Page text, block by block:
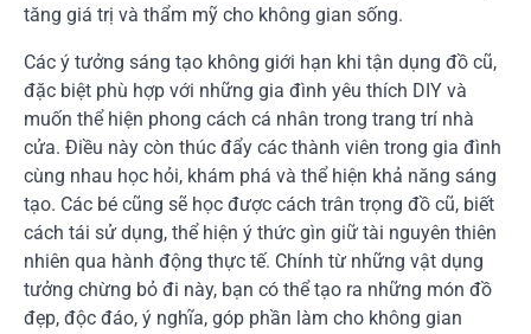
tăng giá trị và thẩm mỹ cho không gian sống.
Các ý tưởng sáng tạo không giới hạn khi tận dụng đồ cũ,
đặc biệt phù hợp với những gia đình yêu thích DIY và
muốn thể hiện phong cách cá nhân trong trang trí nhà
cửa. Điều này còn thúc đẩy các thành viên trong gia đình
cùng nhau học hỏi, khám phá và thể hiện khả năng sáng
tạo. Các bé cũng sẽ học được cách trân trọng đồ cũ, biết
cách tái sử dụng, thể hiện ý thức gìn giữ tài nguyên thiên
nhiên qua hành động thực tế. Chính từ những vật dụng
tưởng chừng bỏ đi này, bạn có thể tạo ra những món đồ
đẹp, độc đáo, ý nghĩa, góp phần làm cho không gian